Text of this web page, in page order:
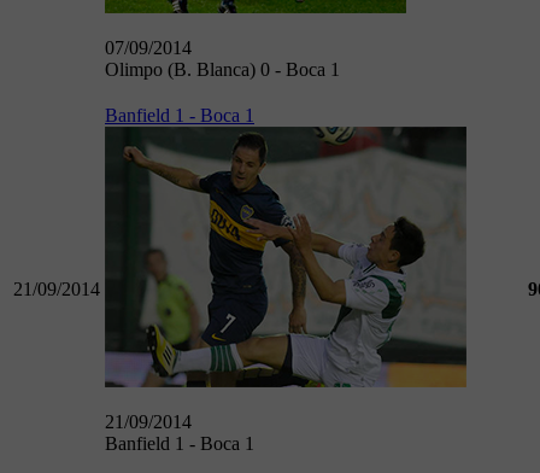
07/09/2014
Olimpo (B. Blanca) 0 - Boca 1
21/09/2014
Banfield 1 - Boca 1
21/09/2014
Banfield 1 - Boca 1